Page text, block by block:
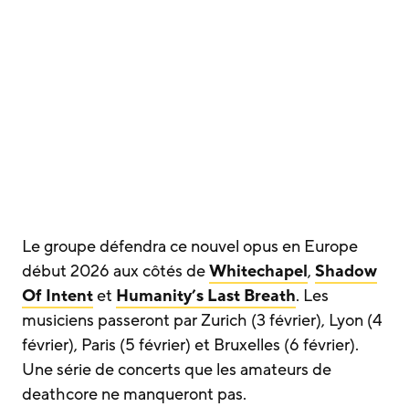
Le groupe défendra ce nouvel opus en Europe
début 2026 aux côtés deWhitechapel, Shadow
Of Intentet Humanity’s Last Breath. Les
musiciens passeront par Zurich (3 février), Lyon (4
février), Paris (5 février) et Bruxelles (6 février).
Une série de concerts que les amateurs de
deathcore ne manqueront pas.